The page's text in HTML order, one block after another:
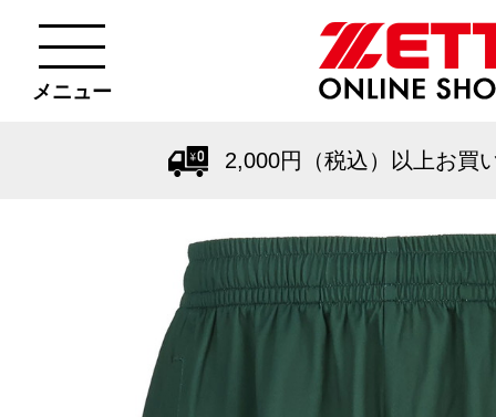
メニュー
2,000円（税込）以上お買